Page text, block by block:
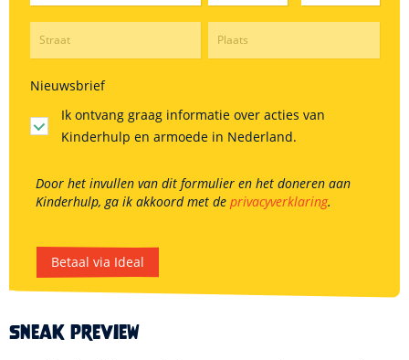
Nieuwsbrief
Ik ontvang graag informatie over acties van
Kinderhulp en armoede in Nederland.
Door het invullen van dit formulier en het doneren aan
Kinderhulp, ga ik akkoord met de privacyverklaring.
Betaal via Ideal
Sneak preview